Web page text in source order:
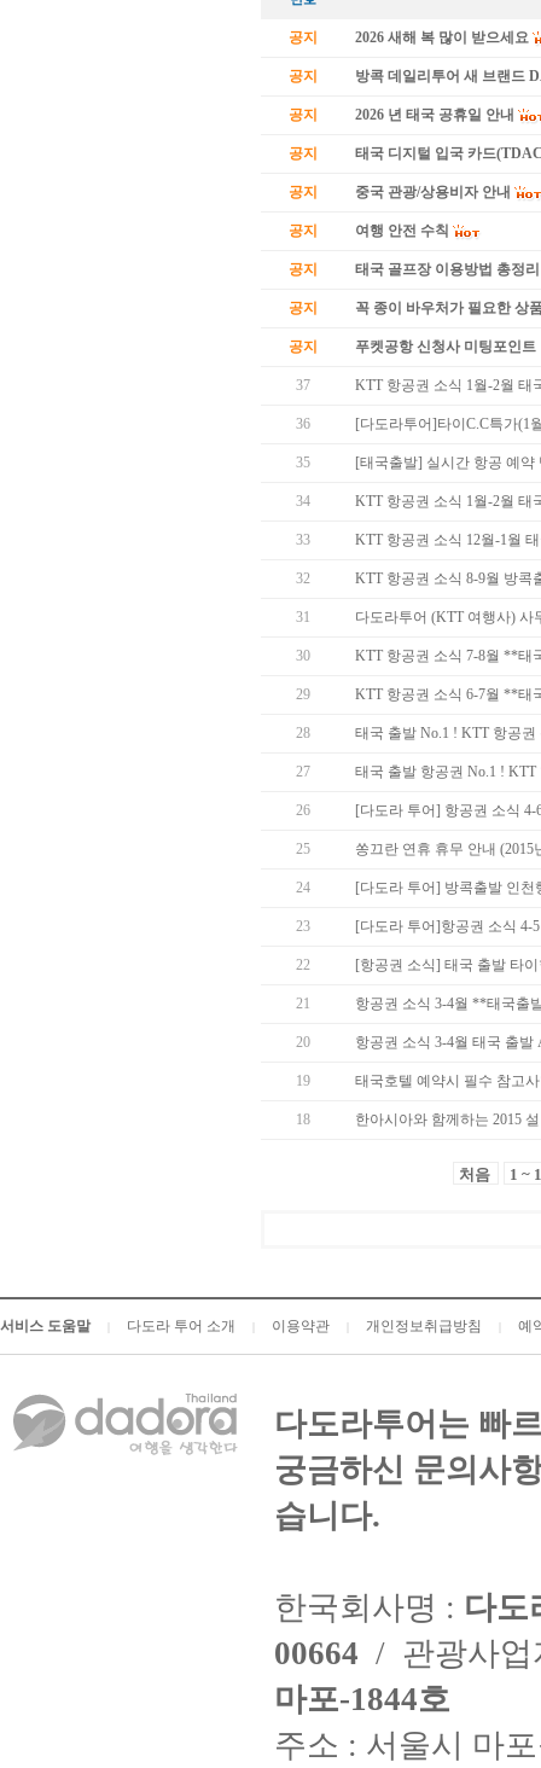
공지 2026 새해 복 많이 받으세요
공지 방콕 데일리투어 새 브랜드
공지 2026 년 태국 공휴일 안내
공지 태국 디지털 입국 카드
공지 중국 관광/상용비자 안내
공지 여행 안전 수칙
공지 태국 골프장 이용방법 총정리
공지 꼭 종이 바우처가 필요한 상
공지 푸켓공항 신청사 미팅포인트
37 KTT 항공권 소식 1월-2월 태
36 [다도라투어]타이C.C특가(1
35 [태국출발] 실시간 항공 예
34 KTT 항공권 소식 1월-2월 태
33 KTT 항공권 소식 12월-1월
32 KTT 항공권 소식 8-9월 방콕
31 다도라투어 (KTT 여행사) 사
30 KTT 항공권 소식 7-8월 **
29 KTT 항공권 소식 6-7월 **
28 태국 출발 No.1 ! KTT 항공
27 태국 출발 항공권 No.1 !
26 [다도라 투어] 항공권 소식
25 쏭끄란 연휴 휴무 안내 (2015
24 [다도라 투어] 방콕출발 인
23 [다도라 투어]항공권 소식
22 [항공권 소식] 태국 출발 타
21 항공권 소식 3-4월 **태국출
20 항공권 소식 3-4월 태국 출발
19 태국호텔 예약시 필수 참고
18 한아시아와 함께하는 2015
처음 1 ~
서비스 도움말 다도라 투어 소개 이용약관 개인정보취급방침 예
다도라투어는 빠
궁금하신 문의사
습니다.
한국회사명 : 다도
00664 / 관광사
마포-1844호
주소 : 서울시 마